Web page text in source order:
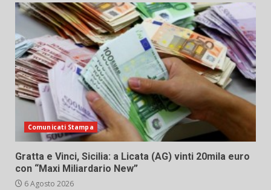
Comunicati Stampa
Gratta e Vinci, Sicilia: a Licata (AG) vinti 20mila euro
con “Maxi Miliardario New”
6 Agosto 2026